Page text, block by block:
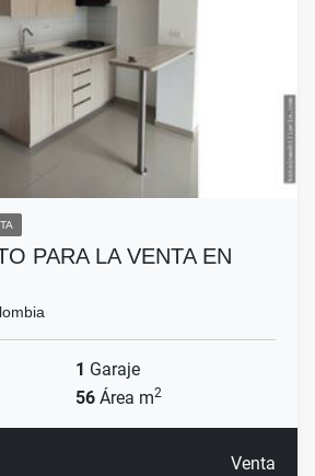
PARA LA VENTA EN
1 Garaje
56 Área m2
Venta